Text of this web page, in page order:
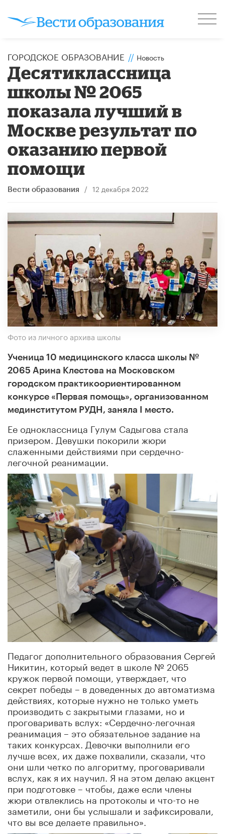
ГОРОДСКОЕ ОБРАЗОВАНИЕ // Новость
Десятиклассница
школы № 2065
показала лучший в
Москве результат по
оказанию первой
помощи
Вести образования / 12 декабря 2022
Фото из личного архива школы
Ученица 10 медицинского класса школы №
2065 Арина Клестова на Московском
городском практикоориентированном
конкурсе «Первая помощь», организованном
мединститутом РУДН, заняла I место.
Ее одноклассница Гулум Садыгова стала
призером. Девушки покорили жюри
слаженными действиями при сердечно-
легочной реанимации.
Педагог дополнительного образования Сергей
Никитин, который ведет в школе № 2065
кружок первой помощи, утверждает, что
секрет победы – в доведенных до автоматизма
действиях, которые нужно не только уметь
производить с закрытыми глазами, но и
проговаривать вслух: «Сердечно-легочная
реанимация – это обязательное задание на
таких конкурсах. Девочки выполнили его
лучше всех, их даже похвалили, сказали, что
они шли четко по алгоритму, проговаривали
вслух, как я их научил. Я на этом делаю акцент
при подготовке – чтобы, даже если члены
жюри отвлеклись на протоколы и что-то не
заметили, они бы услышали и зафиксировали,
что вы все делаете правильно».